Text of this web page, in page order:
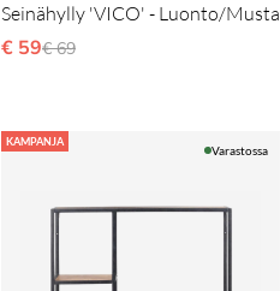
Seinähylly 'VICO' - Luonto/Musta
€ 59Normaali hinta
€ 69
KAMPANJA
Varastossa